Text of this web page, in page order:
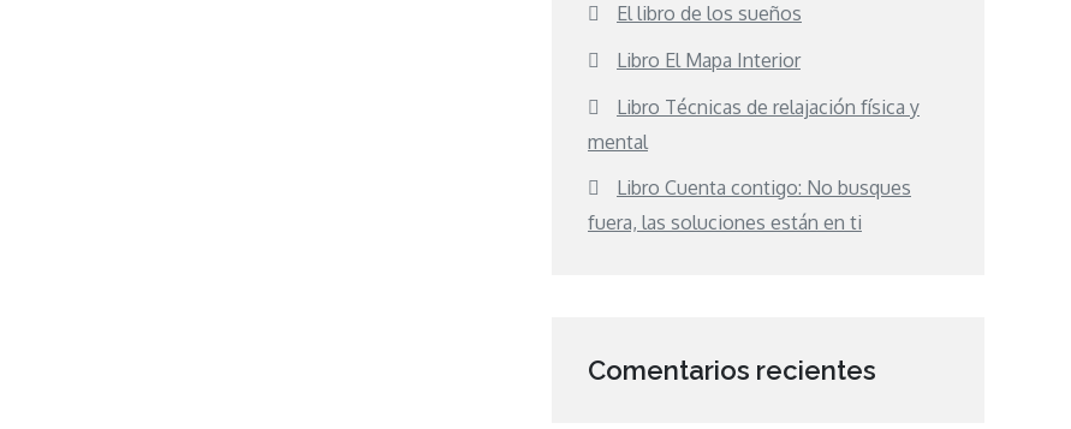
El libro de los sueños
Libro El Mapa Interior
Libro Técnicas de relajación física y
mental
Libro Cuenta contigo: No busques
fuera, las soluciones están en ti
Comentarios recientes